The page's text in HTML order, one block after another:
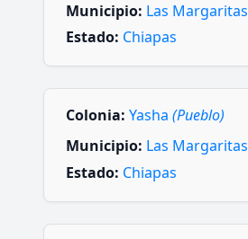
Municipio: Las Margaritas
Estado: Chiapas
Colonia: Yasha (Pueblo)
Municipio: Las Margaritas
Estado: Chiapas